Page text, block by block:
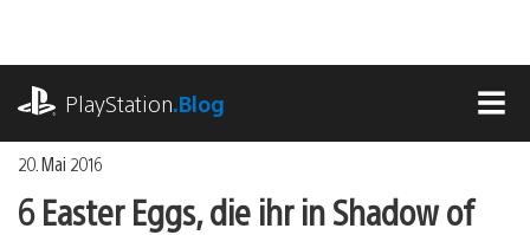
springen
PlayStation.Blog
20. Mai 2016
6 Easter Eggs, die ihr in Shadow of